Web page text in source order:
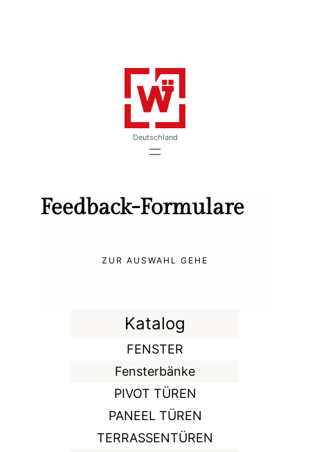
Deutschland
Feedback-Formulare
ZUR AUSWAHL GEHE
Katalog
FENSTER
Fensterbänke
PIVOT TÜREN
PANEEL TÜREN
TERRASSENTÜREN